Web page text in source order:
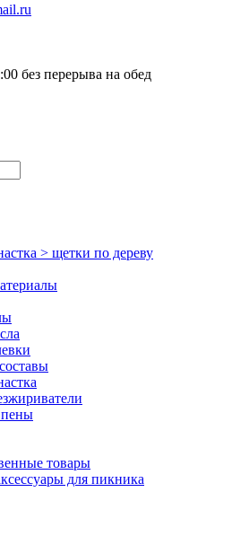
без перерыва на обед
> щетки по дереву
пены
товары
для пикника